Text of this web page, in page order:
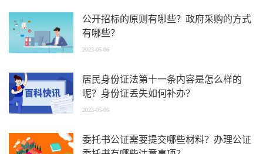
公开招标的原则有哪些？政府采购的方式
有哪些？
2023-05-06
居民身份证法第十一条内容是怎么样的
呢？身份证丢失如何补办？
2023-05-06
委托书公证需要提交哪些材料？办理公证